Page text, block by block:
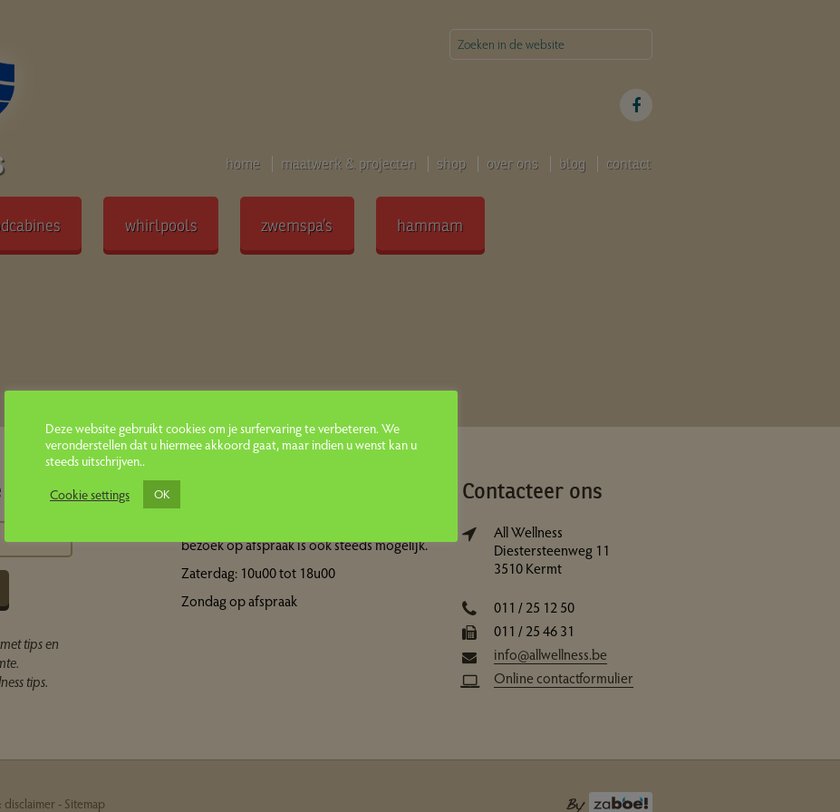
home maatwerk & projecten shop over ons blog contact
whirlpools zwemspa’s hammam
tips en
tips.
bezoek op afspraak is ook steeds mogelijk.
Zaterdag: 10u00 tot 18u00
Zondag op afspraak
Contacteer ons
All Wellness
Diestersteenweg 11
3510 Kermt
011 / 25 12 50
011 / 25 46 31
info@allwellness.be
Online contactformulier
disclaimer- Sitemap
Deze website gebruikt cookies om je surfervaring te verbeteren. We
veronderstellen dat u hiermee akkoord gaat, maar indien u wenst kan u
steeds uitschrijven..
Cookie settings
OK